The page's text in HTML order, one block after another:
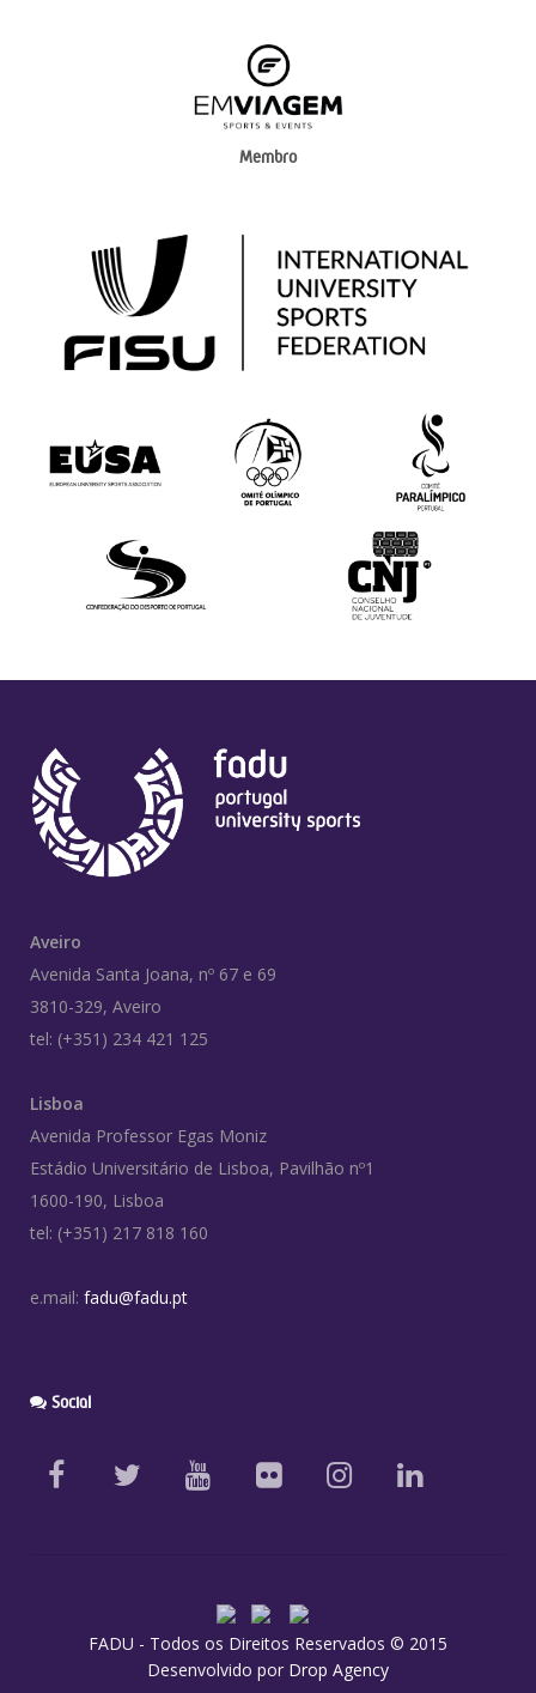
Membro
Aveiro
Avenida Santa Joana, nº 67 e 69
3810-329, Aveiro
tel: (+351) 234 421 125
Lisboa
Avenida Professor Egas Moniz
Estádio Universitário de Lisboa, Pavilhão nº1
1600-190, Lisboa
tel: (+351) 217 818 160
e.mail: fadu@fadu.pt
Social
FADU - Todos os Direitos Reservados © 2015
Desenvolvido por Drop Agency